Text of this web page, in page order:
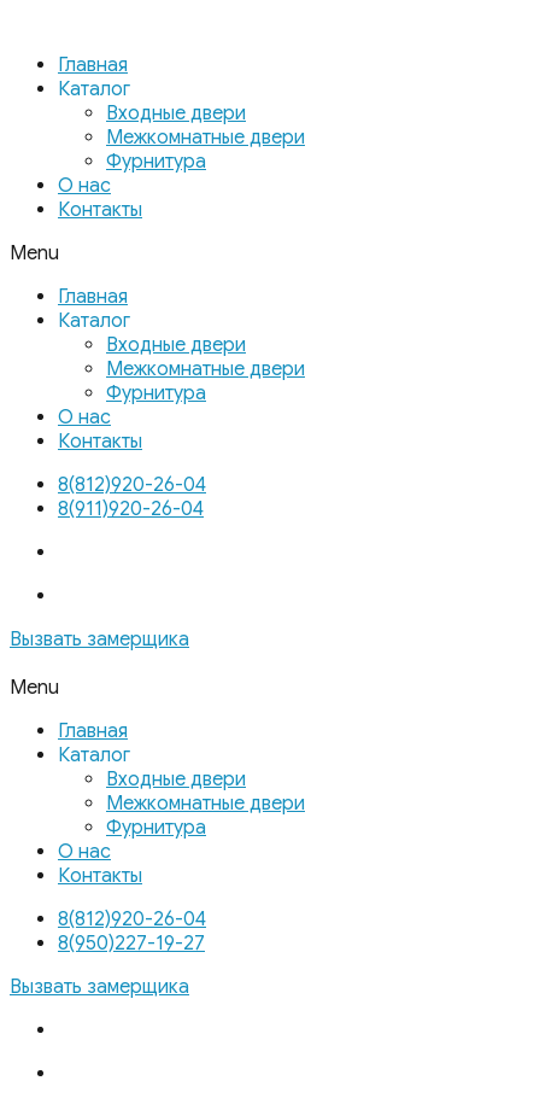
Главная
Каталог
Входные двери
Межкомнатные двери
Фурнитура
О нас
Контакты
Menu
Главная
Каталог
Входные двери
Межкомнатные двери
Фурнитура
О нас
Контакты
8(812)920-26-04
8(911)920-26-04
Вызвать замерщика
Menu
Главная
Каталог
Входные двери
Межкомнатные двери
Фурнитура
О нас
Контакты
8(812)920-26-04
8(950)227-19-27
Вызвать замерщика